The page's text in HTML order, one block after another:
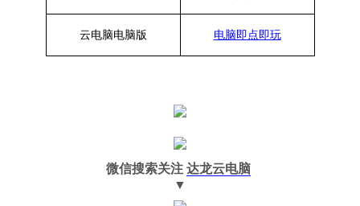
云电脑电脑版 电脑即点即玩
微信搜索关注 达龙云电脑
▼